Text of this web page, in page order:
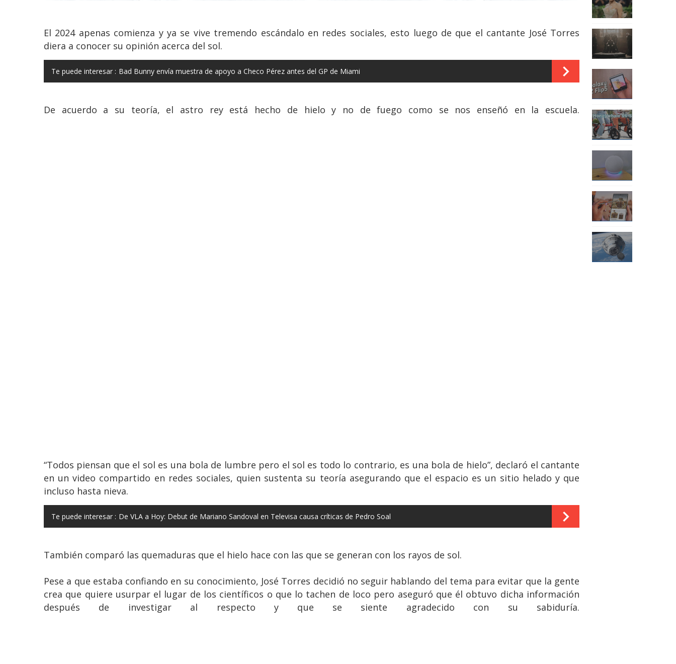
El 2024 apenas comienza y ya se vive tremendo escándalo en redes sociales, esto luego de que el cantante José Torres
diera a conocer su opinión acerca del sol.
Te puede interesar : Bad Bunny envía muestra de apoyo a Checo Pérez antes del GP de Miami
De acuerdo a su teoría, el astro rey está hecho de hielo y no de fuego como se nos enseñó en la escuela.
“Todos piensan que el sol es una bola de lumbre pero el sol es todo lo contrario, es una bola de hielo”, declaró el cantante
en un video compartido en redes sociales, quien sustenta su teoría asegurando que el espacio es un sitio helado y que
incluso hasta nieva.
Te puede interesar : De VLA a Hoy: Debut de Mariano Sandoval en Televisa causa críticas de Pedro Soal
También comparó las quemaduras que el hielo hace con las que se generan con los rayos de sol.
Pese a que estaba confiando en su conocimiento, José Torres decidió no seguir hablando del tema para evitar que la gente
crea que quiere usurpar el lugar de los científicos o que lo tachen de loco pero aseguró que él obtuvo dicha información
después de investigar al respecto y que se siente agradecido con su sabiduría.